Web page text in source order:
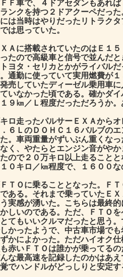
Ｆ車で、４ドアセダンもあれ
ンクを持つ２ドアクーペだっ
は当時はやりだったリトラク
は思っていた。
Ａに搭載されていたのはＥ１
たので高級車と信号で並んだ
ヨタ・セリカとかがライバル
通勤に使っていて実用燃費が
売していたディーゼル乗用車
いなかった頃である。確かダ
９㎞／Ｌ程度だっただろうか
ロ走ったパルサーＥＸＡから
６ＬのＤＯＨＣ１６バルブの
。車両重量がずいぶん重くな
く、やたらとエンジン音がや
ので２０万キロ以上走ること
０キロ／㎞程度で、１６００
ＴＯに乗ることとなった。Ｆ
ある。それまで乗っていたＥ
実感が湧いた。こちらは最終
しいのである。ただ、ＦＴＯ
てもいいクルマだったと思う
かったようで、中古車市場で
かによかった。ただハイオク
赤いＦＴＯは誰かが乗ってる
な最高速を記録したのかはあ
でハンドルがどっしりと安定